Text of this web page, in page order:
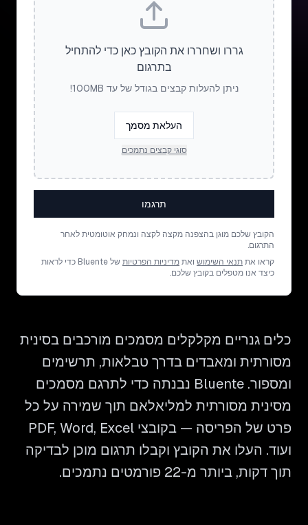
גררו ושחררו את הקובץ כאן כדי להתחיל
בתרגום
ניתן להעלות קבצים בגודל של עד 100MB!
העלאת מסמך
סוגי קבצים נתמכים
תרגמו
הקובץ שלכם מוגן בהצפנה מקצה לקצה ונמחק אוטומטית לאחר
התרגום.
קראו אתתנאי השימוש ואתמדיניות הפרטיות
של Bluente כדי לראות
כיצד אנו מטפלים בקובץ שלכם.
כלים גנריים מקלקלים מסמכים מורכבים בסינית
מסורתית ומאבדים בדרך טבלאות, תרשימים
ומספור. Bluente נבנתה כדי לתרגם מסמכים
מסינית מסורתית למליאלאם תוך שמירה על כל
פרט של הפריסה — בקובצי PDF, Word, Excel
ועוד. העלו את הקובץ וקבלו תרגום מוכן לבדיקה
תוך דקות, ביותר מ-22 פורמטים נתמכים.